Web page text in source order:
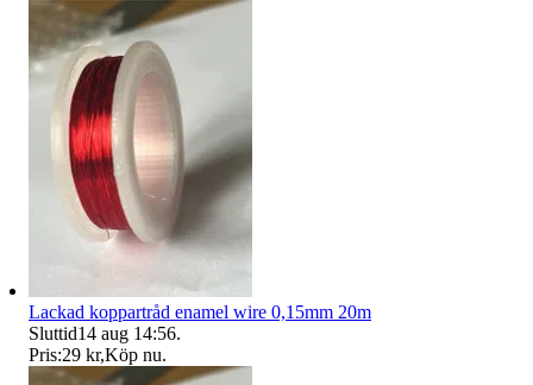
Lackad koppartråd enamel wire 0,15mm 20m
Sluttid14 aug 14:56.
Pris:29 kr,Köp nu.